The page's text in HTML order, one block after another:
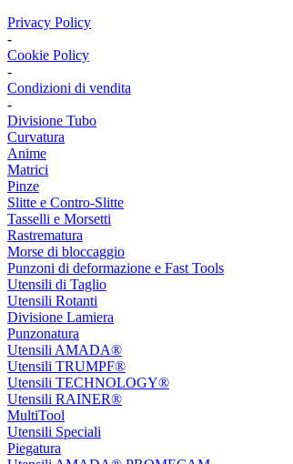
Privacy Policy
-
Cookie Policy
-
Condizioni di vendita
-
Divisione Tubo
Curvatura
Anime
Matrici
Pinze
Slitte e Contro-Slitte
Tasselli e Morsetti
Rastrematura
Morse di bloccaggio
Punzoni di deformazione e Fast Tools
Utensili di Taglio
Utensili Rotanti
Divisione Lamiera
Punzonatura
Utensili AMADA®
Utensili TRUMPF®
Utensili TECHNOLOGY®
Utensili RAINER®
MultiTool
Utensili Speciali
Piegatura